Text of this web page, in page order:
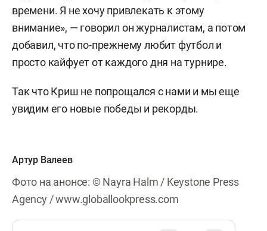
времени. Я не хочу привлекать к этому
внимание», — говорил он журналистам, а потом
добавил, что по-прежнему любит футбол и
просто кайфует от каждого дня на турнире.
Так что Криш не попрощался с нами и мы еще
увидим его новые победы и рекорды.
Артур Валеев
Фото на анонсе: © Nayra Halm / Keystone Press
Agency / www.globallookpress.com